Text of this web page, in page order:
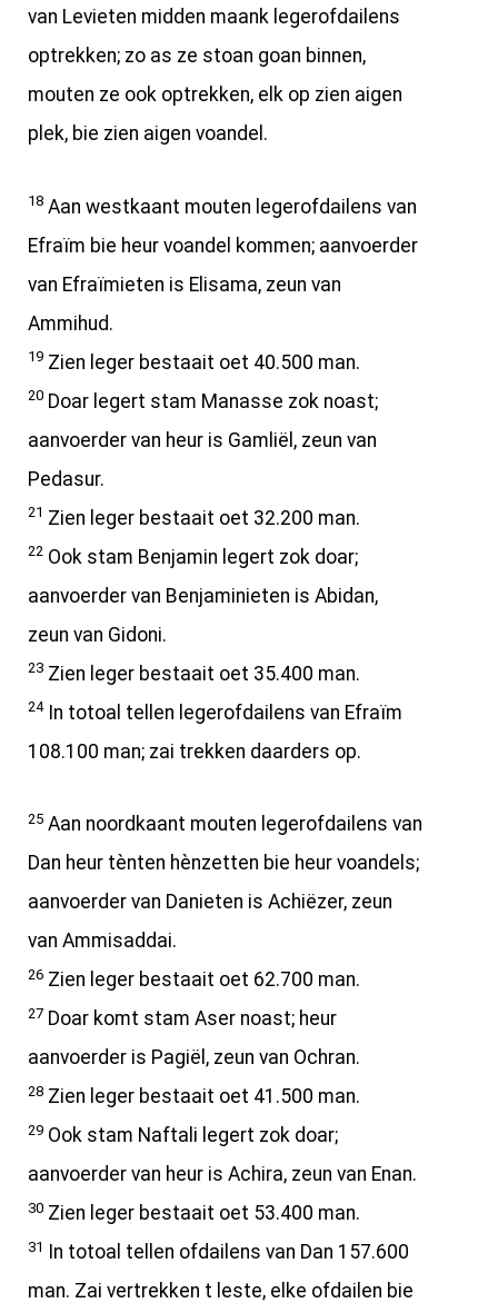
van Levieten midden maank legerofdailens
optrekken; zo as ze stoan goan binnen,
mouten ze ook optrekken, elk op zien aigen
plek, bie zien aigen voandel.
18 Aan westkaant mouten legerofdailens van
Efraïm bie heur voandel kommen; aanvoerder
van Efraïmieten is Elisama, zeun van
Ammihud.
19 Zien leger bestaait oet 40.500 man.
20 Doar legert stam Manasse zok noast;
aanvoerder van heur is Gamliël, zeun van
Pedasur.
21 Zien leger bestaait oet 32.200 man.
22 Ook stam Benjamin legert zok doar;
aanvoerder van Benjaminieten is Abidan,
zeun van Gidoni.
23 Zien leger bestaait oet 35.400 man.
24In totoal tellen legerofdailens van Efraïm
108.100 man; zai trekken daarders op.
25 Aan noordkaant mouten legerofdailens van
Dan heur tènten hènzetten bie heur voandels;
aanvoerder van Danieten is Achiëzer, zeun
van Ammisaddai.
26 Zien leger bestaait oet 62.700 man.
27 Doar komt stam Aser noast; heur
aanvoerder is Pagiël, zeun van Ochran.
28 Zien leger bestaait oet 41.500 man.
29 Ook stam Naftali legert zok doar;
aanvoerder van heur is Achira, zeun van Enan.
30 Zien leger bestaait oet 53.400 man.
31
In totoal tellen ofdailens van Dan 157.600
man. Zai vertrekken t leste, elke ofdailen bie